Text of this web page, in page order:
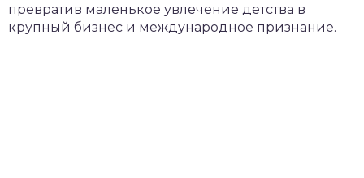
превратив маленькое увлечение детства в
крупный бизнес и международное признание.